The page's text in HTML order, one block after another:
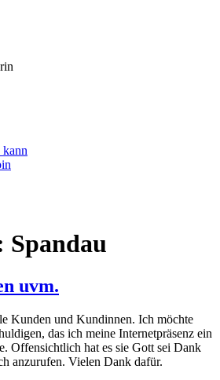
kann
Spandau
uvm.
Kunden und Kundinnen. Ich möchte
das ich meine Internetpräsenz ein
Offensichtlich hat es sie Gott sei Dank
anzurufen. Vielen Dank dafür.